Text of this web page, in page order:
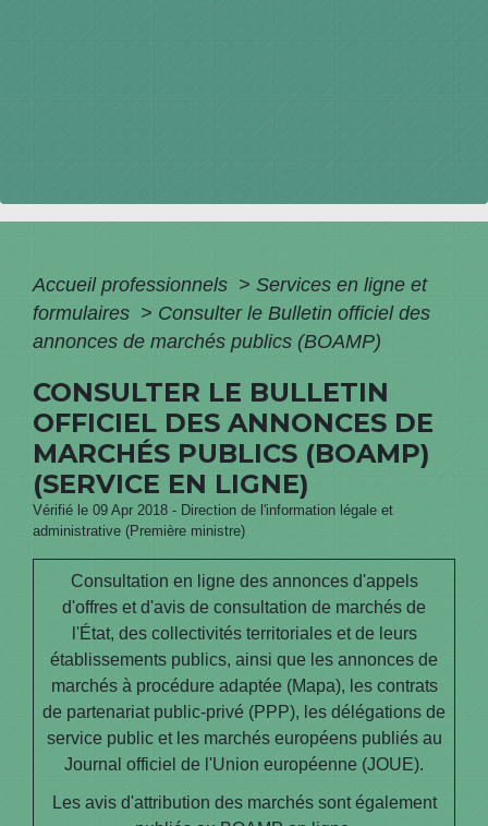
Accueil professionnels > Services en ligne et
formulaires > Consulter le Bulletin officiel des
annonces de marchés publics (BOAMP)
CONSULTER LE BULLETIN
OFFICIEL DES ANNONCES DE
MARCHÉS PUBLICS (BOAMP)
(SERVICE EN LIGNE)
Vérifié le 09 Apr 2018 - Direction de l'information légale et
administrative (Première ministre)
Consultation en ligne des annonces d'appels
d'offres et d'avis de consultation de marchés de
l'État, des collectivités territoriales et de leurs
établissements publics, ainsi que les annonces de
marchés à procédure adaptée (Mapa), les contrats
de partenariat public-privé (PPP), les délégations de
service public et les marchés européens publiés au
Journal officiel de l'Union européenne (JOUE).
Les avis d'attribution des marchés sont également